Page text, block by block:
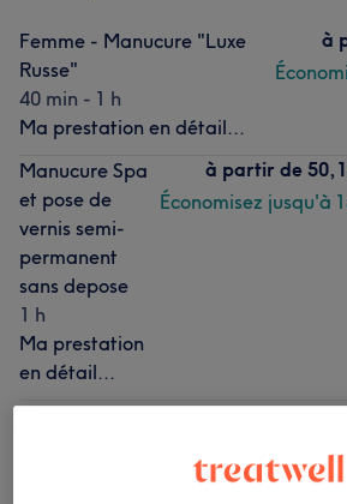
Femme - Manucure "Luxe
Russe"
40 min - 1 h
Ma prestation en détail...
à
Manucure Spa
et pose de
vernis semi-
permanent
sans depose
1 h
Ma prestation
en détail...
à partir de
Économisez jusqu'à